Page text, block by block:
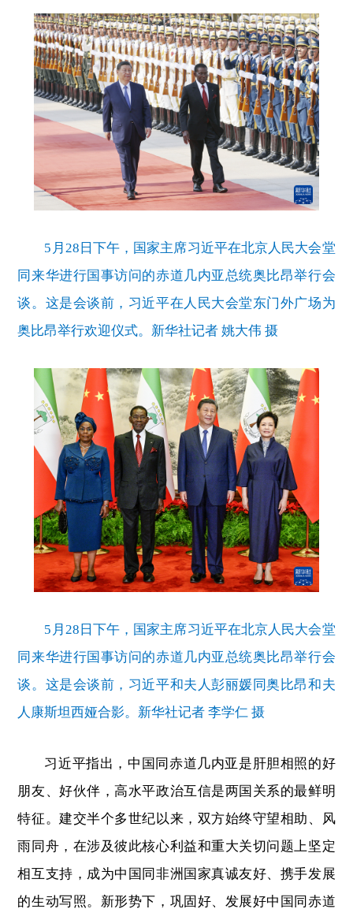
5月28日下午，国家主席习近平在北京人民大会堂
同来华进行国事访问的赤道几内亚总统奥比昂举行会
谈。这是会谈前，习近平在人民大会堂东门外广场为
奥比昂举行欢迎仪式。新华社记者 姚大伟 摄
5月28日下午，国家主席习近平在北京人民大会堂
同来华进行国事访问的赤道几内亚总统奥比昂举行会
谈。这是会谈前，习近平和夫人彭丽媛同奥比昂和夫
人康斯坦西娅合影。新华社记者 李学仁 摄
习近平指出，中国同赤道几内亚是肝胆相照的好
朋友、好伙伴，高水平政治互信是两国关系的最鲜明
特征。建交半个多世纪以来，双方始终守望相助、风
雨同舟，在涉及彼此核心利益和重大关切问题上坚定
相互支持，成为中国同非洲国家真诚友好、携手发展
的生动写照。新形势下，巩固好、发展好中国同赤道